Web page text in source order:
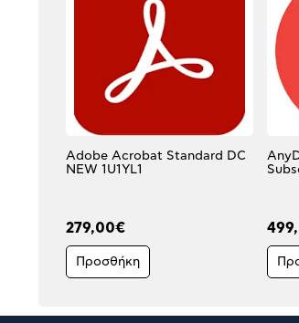
Adobe Acrobat Standard DC
NEW 1U1YL1
279,00€
Προσθήκη